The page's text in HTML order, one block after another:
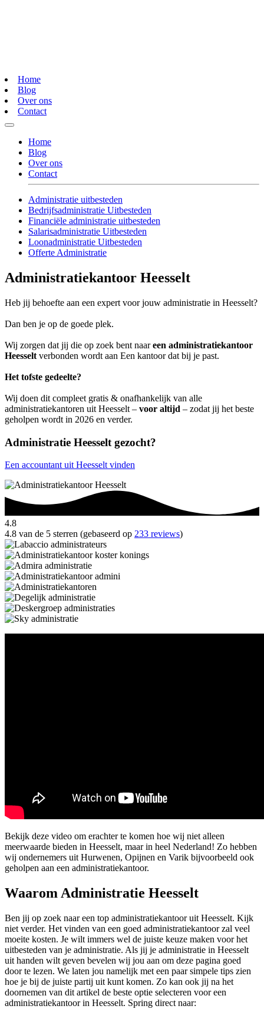
Home
Blog
Over ons
Contact
Home
Blog
Over ons
Contact
Administratie uitbesteden
Bedrijfsadministratie Uitbesteden
Financiële administratie uitbesteden
Salarisadministratie Uitbesteden
Loonadministratie Uitbesteden
Offerte Administratie
Administratiekantoor Heesselt
Heb jij behoefte aan een expert voor jouw administratie in Heesselt?
Dan ben je op de goede plek.
Wij zorgen dat jij die op zoek bent naareen administratiekantoor
Heesselt verbonden wordt aan Een kantoor dat bij je past.
Het tofste gedeelte?
Wij doen dit compleet gratis & onafhankelijk van alle
administratiekantoren uit Heesselt – voor altijd – zodat jij het beste
geholpen wordt in 2026 en verder.
Administratie Heesselt gezocht?
Een accountant uit Heesselt vinden
4.8
4.8 van de 5 sterren (gebaseerd op 233 reviews)
Bekijk deze video om erachter te komen hoe wij niet alleen
meerwaarde bieden in Heesselt, maar in heel Nederland! Zo hebben
wij ondernemers uit Hurwenen, Opijnen en Varik bijvoorbeeld ook
geholpen aan een administratiekantoor.
Waarom Administratie Heesselt
Ben jij op zoek naar een top administratiekantoor uit Heesselt. Kijk
niet verder. Het vinden van een goed administratiekantoor zal veel
moeite kosten. Je wilt immers wel de juiste keuze maken voor het
uitbesteden van je administratie. Als jij je administratie in Heesselt
uit handen wilt geven bevelen wij jou aan om deze pagina goed
door te lezen. We laten jou namelijk met een paar simpele tips zien
hoe je bij de juiste partij uit kunt komen. Zo kan ook jij na het
doornemen van dit artikel de beste optie selecteren voor een
administratiekantoor in Heesselt. Spring direct naar: